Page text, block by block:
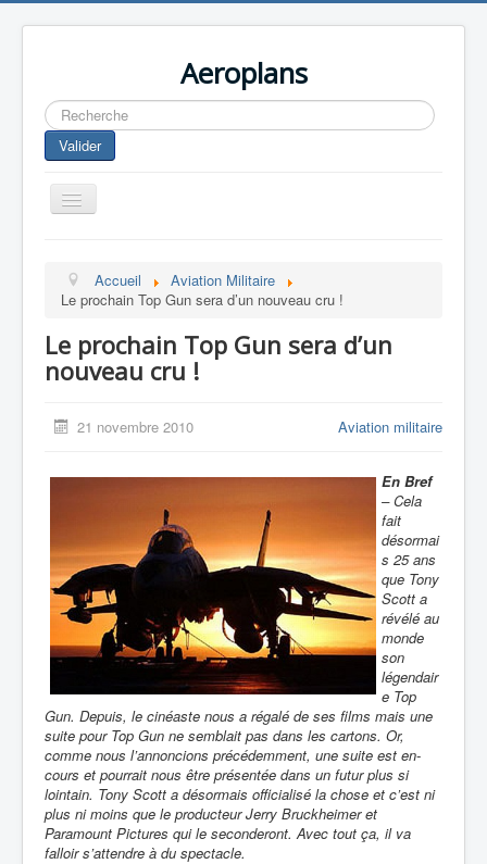
Aeroplans
Rechercher
Valider
Toggle
Navigation
Aviation Commerciale
Aviation Militaire
Drones
Accueil
Aviation Militaire
Le prochain Top Gun sera d’un nouveau cru !
Le prochain Top Gun sera d’un
nouveau cru !
21 novembre 2010 Aviation militaire
En Bref
– Cela
fait
désormai
s 25 ans
que Tony
Scott a
révélé au
monde
son
légendair
e Top
Gun. Depuis, le cinéaste nous a régalé de ses films mais une
suite pour Top Gun ne semblait pas dans les cartons. Or,
comme nous l’annoncions précédemment, une suite est en-
cours et pourrait nous être présentée dans un futur plus si
lointain. Tony Scott a désormais officialisé la chose et c’est ni
plus ni moins que le producteur Jerry Bruckheimer et
Paramount Pictures qui le seconderont. Avec tout ça, il va
falloir s’attendre à du spectacle.